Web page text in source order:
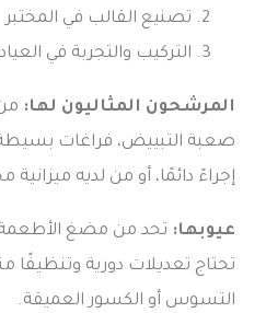
تصنيع القالب في المختبر
التركيب والتجربة في
المرشحون المثاليون لها:
صعبة التبييض، فراغات
إجراءً دائمًا، أو من لديه ميزانية
عيوبها: تحد من مضغ الأطعمة
تحتاج تعديلات دورية وتنظيفًا
التسوس أو الكسور العميقة.